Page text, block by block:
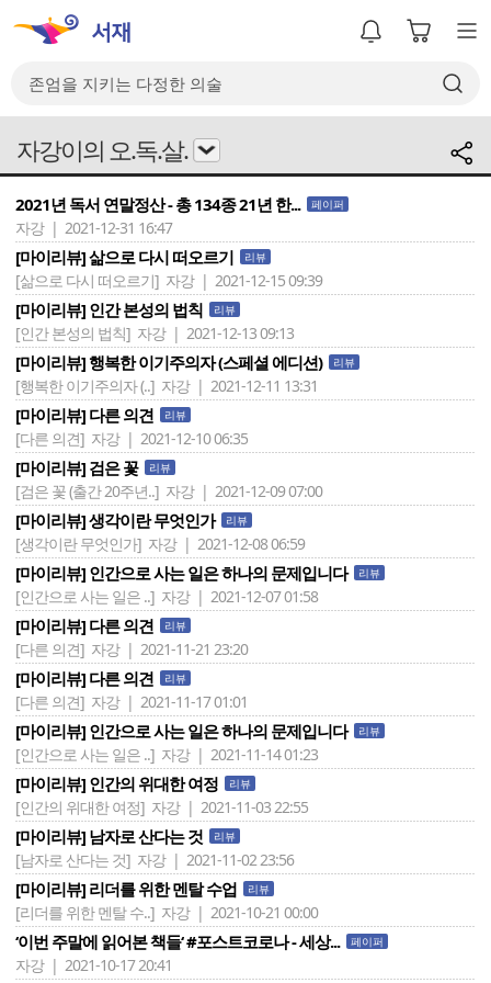
자강이의 오.독.살.
2021년 독서 연말정산 - 총 134종 21년 한... 페이퍼
자강 | 2021-12-31 16:47
[마이리뷰] 삶으로 다시 떠오르기 리뷰
[삶으로 다시 떠오르기] 자강 | 2021-12-15 09:39
[마이리뷰] 인간 본성의 법칙 리뷰
[인간 본성의 법칙] 자강 | 2021-12-13 09:13
[마이리뷰] 행복한 이기주의자 (스페셜 에디션) 리뷰
[행복한 이기주의자 (..] 자강 | 2021-12-11 13:31
[마이리뷰] 다른 의견 리뷰
[다른 의견] 자강 | 2021-12-10 06:35
[마이리뷰] 검은 꽃 리뷰
[검은 꽃 (출간 20주년..] 자강 | 2021-12-09 07:00
[마이리뷰] 생각이란 무엇인가 리뷰
[생각이란 무엇인가] 자강 | 2021-12-08 06:59
[마이리뷰] 인간으로 사는 일은 하나의 문제입니다 리뷰
[인간으로 사는 일은 ..] 자강 | 2021-12-07 01:58
[마이리뷰] 다른 의견 리뷰
[다른 의견] 자강 | 2021-11-21 23:20
[마이리뷰] 다른 의견 리뷰
[다른 의견] 자강 | 2021-11-17 01:01
[마이리뷰] 인간으로 사는 일은 하나의 문제입니다 리뷰
[인간으로 사는 일은 ..] 자강 | 2021-11-14 01:23
[마이리뷰] 인간의 위대한 여정 리뷰
[인간의 위대한 여정] 자강 | 2021-11-03 22:55
[마이리뷰] 남자로 산다는 것 리뷰
[남자로 산다는 것] 자강 | 2021-11-02 23:56
[마이리뷰] 리더를 위한 멘탈 수업 리뷰
[리더를 위한 멘탈 수..] 자강 | 2021-10-21 00:00
‘이번 주말에 읽어본 책들‘ #포스트코로나 - 세상... 페이퍼
자강 | 2021-10-17 20:41